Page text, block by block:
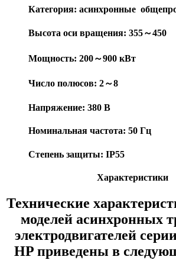
Категория: асинхронные
Высота оси вращения: 355～450
Мощность: 200～900 кВт
Число полюсов: 2～8
Напряжение: 380 В
Номинальная частота: 50 Гц
Степень защиты: IP55
Характеристики
Технические
моделей асинхронных
электродвигателей
HP приведены в